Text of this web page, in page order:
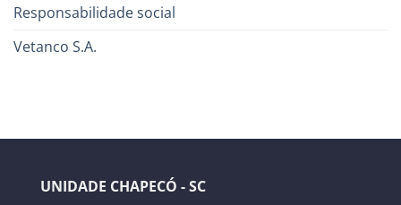
Responsabilidade social
Vetanco S.A.
UNIDADE CHAPECÓ - SC